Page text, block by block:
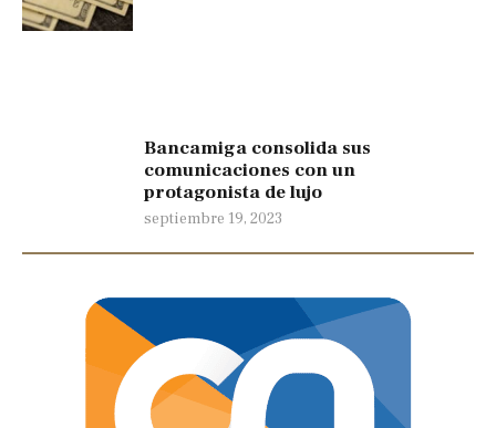
Bancamiga consolida sus
comunicaciones con un
protagonista de lujo
septiembre 19, 2023